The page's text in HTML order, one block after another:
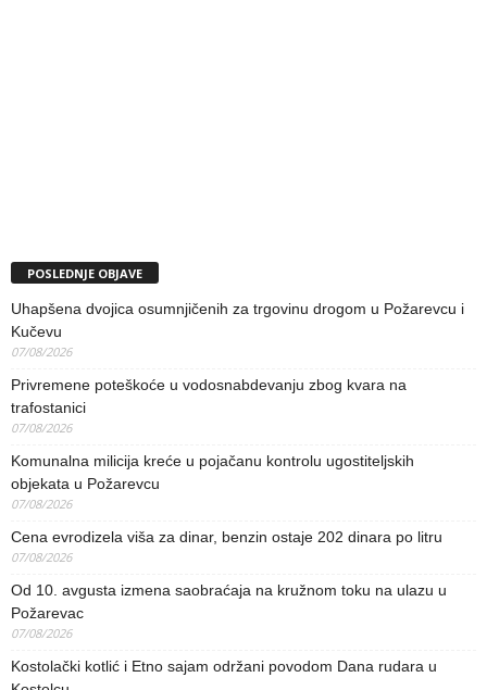
POSLEDNJE OBJAVE
Uhapšena dvojica osumnjičenih za trgovinu drogom u Požarevcu i
Kučevu
07/08/2026
Privremene poteškoće u vodosnabdevanju zbog kvara na
trafostanici
07/08/2026
Komunalna milicija kreće u pojačanu kontrolu ugostiteljskih
objekata u Požarevcu
07/08/2026
Cena evrodizela viša za dinar, benzin ostaje 202 dinara po litru
07/08/2026
Od 10. avgusta izmena saobraćaja na kružnom toku na ulazu u
Požarevac
07/08/2026
Kostolački kotlić i Etno sajam održani povodom Dana rudara u